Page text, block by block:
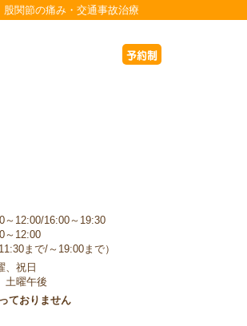
関節の痛み・交通事故治療
～12:00/16:00～19:30
～12:00
まで/～19:00まで）
、祝日
土曜午後
ておりません
予約制